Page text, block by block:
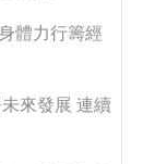
體力行籌經
來發展 連續